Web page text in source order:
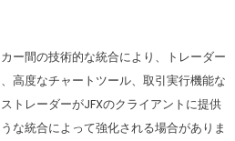
ー間の技術的な統合により、トレーダー
高度なチャートツール、取引実行機能な
トレーダーがJFXのクライアントに提供
な統合によって強化される場合がありま